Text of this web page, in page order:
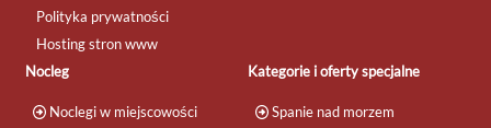
Polityka prywatności
Hosting stron www
Nocleg
Noclegi w miejscowości
Kategorie i oferty specjalne
Spanie nad morzem